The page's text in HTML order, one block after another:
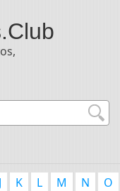
.Club
J K L M N
O